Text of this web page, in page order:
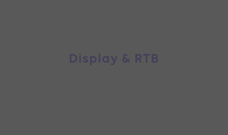
Display & RTB